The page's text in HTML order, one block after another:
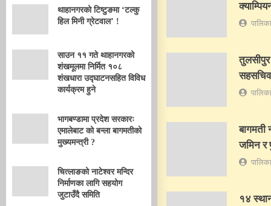
थाहानगरको टिष्टुङमा ‘टल्कु
हिल मिनी ग्रेटवाल’ !
साउन ११ गते थाहानगरको
शंखमूलमा निर्मित १०८
शंखधारा उद्घाटनसहित विविध
कार्यक्रम हुने
भागबण्डामा प्रदेश सरकारः
एमालेबाट को बन्ला बागमतीको
मुख्यमन्त्री ?
चित्लाङको नाटेश्वर मन्दिर
निर्माणका लागि सहयोग
जुटाउँदै समिति
सहसचिव
बागमती
जमिन र
१४